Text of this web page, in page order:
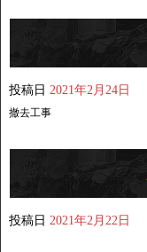
投稿日 2021年2月24日
撤去工事
投稿日 2021年2月22日